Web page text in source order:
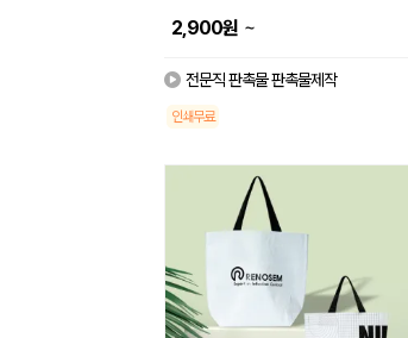
2,900원 ~
전문직 판촉물 판촉물제작
인쇄무료